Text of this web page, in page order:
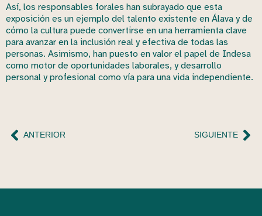
Así, los responsables forales han subrayado que esta
exposición es un ejemplo del talento existente en Álava y de
cómo la cultura puede convertirse en una herramienta clave
para avanzar en la inclusión real y efectiva de todas las
personas. Asimismo, han puesto en valor el papel de Indesa
como motor de oportunidades laborales, y desarrollo
personal y profesional como vía para una vida independiente.
ANTERIOR SIGUIENTE